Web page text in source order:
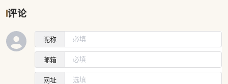
评论
昵称
邮箱
网址